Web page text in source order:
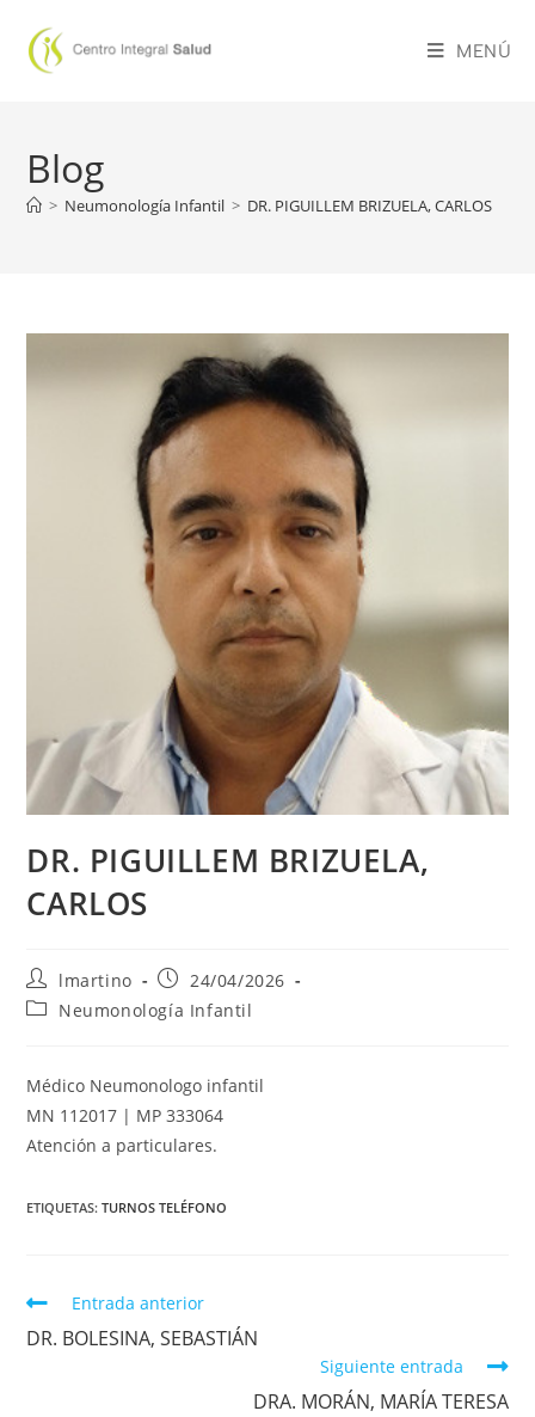
MENÚ
Blog
> Neumonología Infantil > DR. PIGUILLEM BRIZUELA, CARLOS
DR. PIGUILLEM BRIZUELA,
CARLOS
lmartino
24/04/2026
Neumonología Infantil
Médico Neumonologo infantil
MN 112017 | MP 333064
Atención a particulares.
ETIQUETAS:TURNOS TELÉFONO
Entrada anterior
DR. BOLESINA, SEBASTIÁN
Siguiente entrada
DRA. MORÁN, MARÍA TERESA